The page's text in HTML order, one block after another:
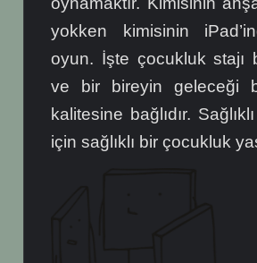
yokken kimisinin
oyun. İşte çocukluk stajı
ve bir bireyin geleceği
kalitesine bağlıdır.
için sağlıklı bir çocukluk